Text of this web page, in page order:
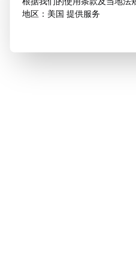
地区：美国 提供服务